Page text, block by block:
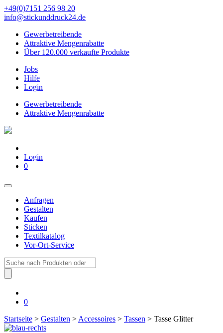
+49(0)7151 256 98 20‬
info@stickunddruck24.de
Gewerbetreibende
Attraktive Mengenrabatte
Über 120.000 verkaufte Produkte
Jobs
Hilfe
Login
Gewerbetreibende
Attraktive Mengenrabatte
Login
0
Anfragen
Gestalten
Kaufen
Sticken
Textilkatalog
Vor-Ort-Service
Suche
nach:
0
Startseite > Gestalten > Accessoires > Tassen > Tasse Glitter